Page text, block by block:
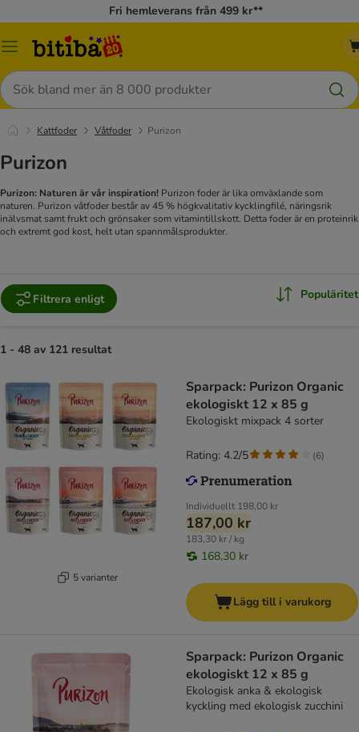
Fri hemleverans från 499 kr**
Meny
Sök
Kattfoder Våtfoder Purizon
Purizon
Purizon: Naturen är vår inspiration! Purizon foder är lika omväxlande som
naturen. Purizon våtfoder består av 45 % högkvalitativ kycklingfilé, näringsrik
inälvsmat samt frukt och grönsaker som vitamintillskott. Detta foder är en proteinrik
och extremt god kost, helt utan spannmålsprodukter.
Filtrera enligt Populäritet
1 - 48 av 121 resultat
5 varianter
Sparpack: Purizon Organic
ekologiskt 12 x 85 g
Ekologiskt mixpack 4 sorter
Individuellt 198,00 kr
187,00 kr
183,30 kr / kg
168,30 kr
Rating: 4.2/5 (6)
Lägg till i varukorg
Sparpack: Purizon Organic
ekologiskt 12 x 85 g
Ekologisk anka & ekologisk
kyckling med ekologisk zucchini